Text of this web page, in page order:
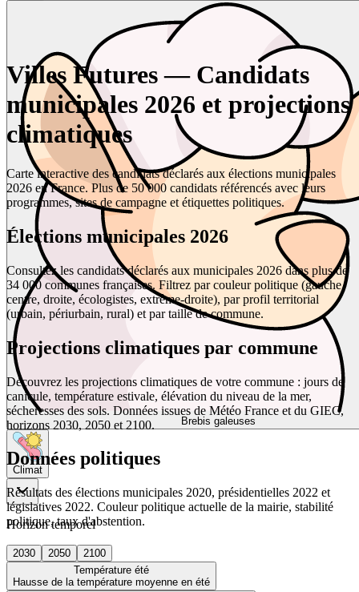
Brebis galeuses
Climat
Horizon temporel
2030 2050
2100
Température été
Hausse de la température moyenne en été
Villes Futures — Candidats
municipales 2026 et projections
climatiques
Carte interactive des candidats déclarés aux élections municipales
2026 en France. Plus de 50 000 candidats référencés avec leurs
programmes, sites de campagne et étiquettes politiques.
Élections municipales 2026
Consultez les candidats déclarés aux municipales 2026 dans plus de
34 000 communes françaises. Filtrez par couleur politique (gauche,
centre, droite, écologistes, extrême-droite), par profil territorial
(urbain, périurbain, rural) et par taille de commune.
Projections climatiques par commune
Découvrez les projections climatiques de votre commune : jours de
canicule, température estivale, élévation du niveau de la mer,
sécheresses des sols. Données issues de Météo France et du GIEC,
horizons 2030, 2050 et 2100.
Données politiques
Résultats des élections municipales 2020, présidentielles 2022 et
législatives 2022. Couleur politique actuelle de la mairie, stabilité
politique, taux d'abstention.